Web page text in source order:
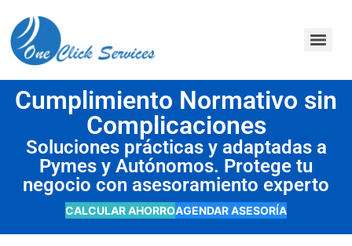
Cumplimiento Normativo sin
Complicaciones
Soluciones prácticas y adaptadas a
Pymes y Autónomos. Protege tu
negocio con asesoramiento experto
CALCULAR AHORROAGENDAR ASESORÍA